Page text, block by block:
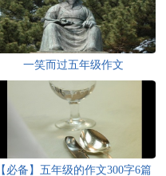
一笑而过五年级作文
【必备】五年级的作文300字6篇